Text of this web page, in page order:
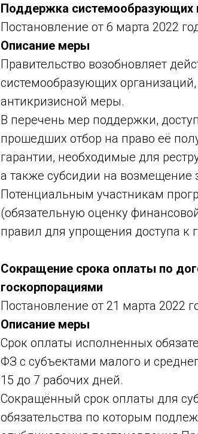
Поддержка системообразующих
Постановление от 6 марта 2022
Описание меры
Правительство возобновляет
системообразующих
антикризисной меры.
В перечень мер поддержки,
прошедших отбор на право её
гарантии, необходимые для
а также субсидии на возмещение
Потенциальным участникам
(обязательную оценку
правил для упрощения доступа к
Сокращение срока оплаты по
госкорпорациями
Постановление от 21 марта 2022
Описание меры
Срок оплаты исполненных
ФЗ с субъектами малого и
15 до 7 рабочих дней.
Сокращённый срок оплаты для
обязательства по которым